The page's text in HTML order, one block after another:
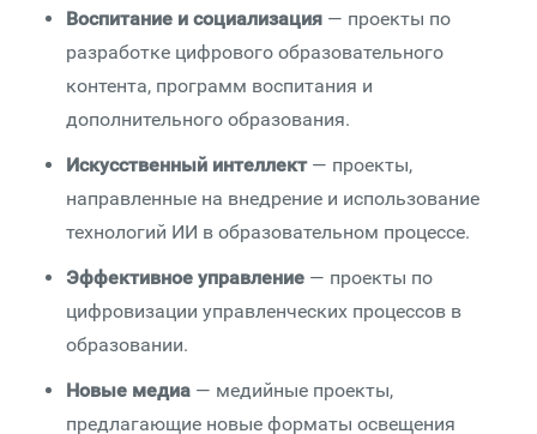
Воспитание и социализация — проекты по
разработке цифрового образовательного
контента, программ воспитания и
дополнительного образования.
Искусственный интеллект — проекты,
направленные на внедрение и использование
технологий ИИ в образовательном процессе.
Эффективное управление — проекты по
цифровизации управленческих процессов в
образовании.
Новые медиа — медийные проекты,
предлагающие новые форматы освещения